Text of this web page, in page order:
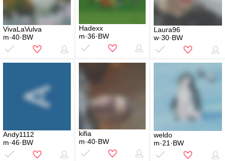
VivaLaVulva
m·40·BW
Hadexx
m·36·BW
Laura96
w·30·BW
Andy1112
m·46·BW
kifia
m·40·BW
weldo
m·21·BW